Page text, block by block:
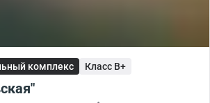
комплекс Класс B+